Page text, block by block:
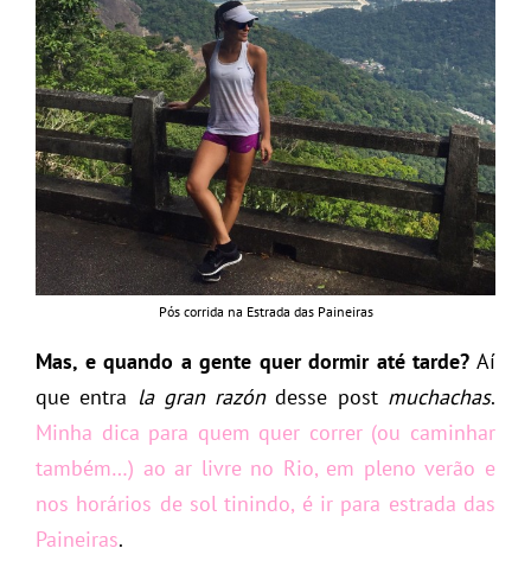
Pós corrida na Estrada das Paineiras
Mas, e quando a gente quer dormir até tarde? Aí
que entra la gran razóndesse post muchachas.
Minha dica para quem quer correr (ou caminhar
também…) ao ar livre no Rio, em pleno verão e
nos horários de sol tinindo, é ir para estrada das
Paineiras.